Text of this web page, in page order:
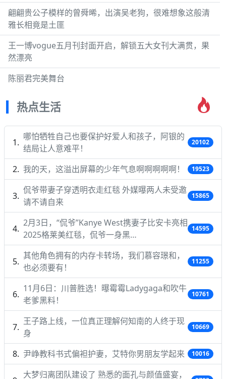
翩翩贵公子模样的曾舜晞，出演吴老狗，很难想象这般清
雅长相竟是土匪
王一博vogue五月刊封面开启，解锁五大女刊大满贯，果
然漂亮
陈丽君完美舞台
热点生活
哪怕牺牲自己也要保护好爱人和孩子，阿银的
结局让人意难平！
20102
我的天，这溢出屏幕的少年气息啊啊啊啊啊！ 19523
侃爷带妻子穿透明衣走红毯 外媒曝两人未受邀
请不请自来
15865
2月3日，“侃爷”Kanye West携妻子比安卡亮相
2025格莱美红毯，侃爷一身黑…
14595
其他角色拥有的内存卡转场，我们慕容璟和，
也必须要有！
11255
11月6日：川普胜选！曝霉霉Ladygaga和吹牛
老爹黑料！
10761
王子路上线，一位真正理解何知南的人终于现
身
10669
尹峥教科书式偏袒护妻，艾特你男朋友学起来 10016
大梦归离团队建设了 熟悉的面孔与颜值盛宴，